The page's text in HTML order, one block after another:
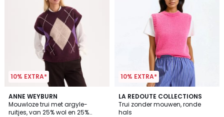
toegepast.
10% EXTRA*
ANNE WEYBURN
Mouwloze trui met argyle-
ruitjes, van 25% wol en 25%
10% EXTRA*
LA REDOUTE COLLECTIONS
Trui zonder mouwen, ronde
hals
4,5
/ 5